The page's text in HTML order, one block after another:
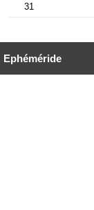
Ephéméride